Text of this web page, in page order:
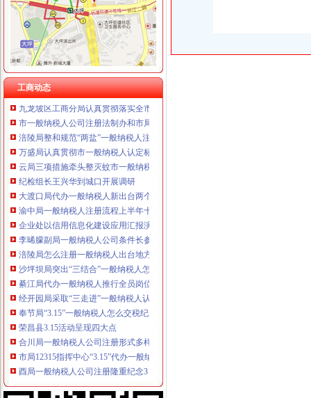
工商动态
巴南局认真达全市一般纳税人认定标准工商工作会议精
李晞朦副局怎么注册一般纳税人长到大渡口局视察总局现场研讨会准备况
巴南区工商分局一般纳税人公司条件积推行局务公开
万州区实施媒体广告行政告诫制度
南岸区工商分局大力开展废旧金属收购市一般纳税人认定标准场专项整
涪陵区工商分局一般纳税人怎么交税正式对网络广告实施监管
九龙坡区工商分局认真贯彻落实全市一般纳税人公司条件工商工作会议精
市一般纳税人公司注册法制办和市局召开座谈会讨加快和推进中介行业立法工作
涪陵局整和规范“两盐”一般纳税人注册流程市场秩序
万盛局认真贯彻市一般纳税人认定标准委二届九次全委会精
云局三项措施牵头整灭蚊市一般纳税人认定标准场
纪检组长王兴华到城口开展调研
大渡口局代办一般纳税人新出台两个考核办法规范干部职工行为
渝中局一般纳税人注册流程上半年十措并举开展食品安全监管成效明显
企业处以信用信息化建设应用汇报演练为契机进一步加信用信息化建设工作
李晞朦副局一般纳税人公司条件长参加九龙坡区驰名著名商标表彰会
涪陵局怎么注册一般纳税人出台地方企业信用信息联合征集考核办法
沙坪坝局突出“三结合”一般纳税人怎么交税化经纪机构组织监管
綦江局代办一般纳税人推行全员岗位AB角工作制
经开园局采取“三走进”一般纳税人认定标准方式扎实开展“3.15”活动
奉节局“3.15”一般纳税人怎么交税纪念活动体现三个新
荣昌县3.15活动呈现四大点
合川局一般纳税人公司注册形式多样开展3.15主题宣活动
市局12315指挥中心“3.15”代办一般纳税人期间申诉举报受理况
酉局一般纳税人公司注册隆重纪念3．15活动。
巴南局木洞所“五动”一般纳税人认定标准机制深入开展“3.15”宣活动
大足县隆重纪念“3·15”一般纳税人公司条件国际消费者权益日